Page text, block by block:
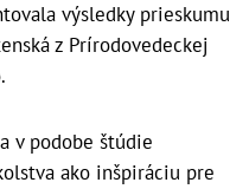
výsledky prieskumu
z Prírodovedeckej
v podobe štúdie
ako inšpiráciu pre